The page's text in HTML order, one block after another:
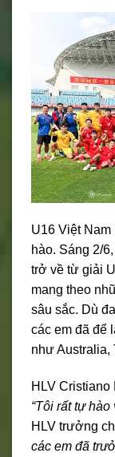
U16 Việt Nam
hào. Sáng 2/
trở về từ giải
mang theo
sâu sắc. Dù
các em đã để
như Australia,
HLV
“Tôi rất tự
HLV trưởng
các em đã